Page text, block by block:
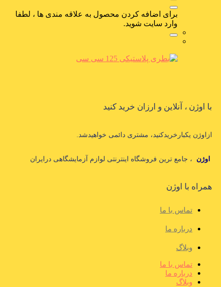
برای اضافه کردن محصول به علاقه مندی ها ، لطفا
وارد سایت شوید.
با اوژن ، آنلاین و ارزان خرید کنید
ازاوژن یکبارخریدکنید، مشتری دائمی خواهیدشد.
اوژن ، جامع ترین فروشگاه اینترنتی لوازم آزمایشگاهی درایران
همراه با اوژن
تماس با ما
درباره ما
وبلاگ
تماس با ما
درباره ما
وبلاگ